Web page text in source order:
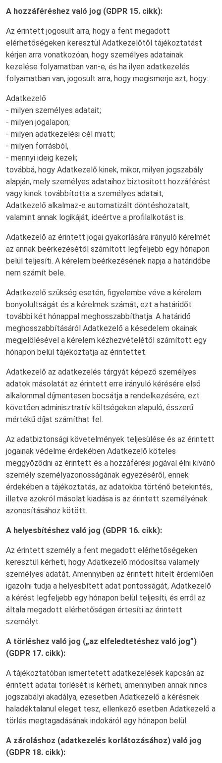
A hozzáféréshez való jog (GDPR 15. cikk):
Az érintett jogosult arra, hogy a fent megadott
elérhetőségeken keresztül Adatkezelőtől tájékoztatást
kérjen arra vonatkozóan, hogy személyes adatainak
kezelése folyamatban van-e, és ha ilyen adatkezelés
folyamatban van, jogosult arra, hogy megismerje azt, hogy:
Adatkezelő
- milyen személyes adatait;
- milyen jogalapon;
- milyen adatkezelési cél miatt;
- milyen forrásból,
- mennyi ideig kezeli;
továbbá, hogy Adatkezelő kinek, mikor, milyen jogszabály
alapján, mely személyes adataihoz biztosított hozzáférést
vagy kinek továbbította a személyes adatait;
Adatkezelő alkalmaz-e automatizált döntéshozatalt,
valamint annak logikáját, ideértve a profilalkotást is.
Adatkezelő az érintett jogai gyakorlására irányuló kérelmét
az annak beérkezésétől számított legfeljebb egy hónapon
belül teljesíti. A kérelem beérkezésének napja a határidőbe
nem számít bele.
Adatkezelő szükség esetén, figyelembe véve a kérelem
bonyolultságát és a kérelmek számát, ezt a határidőt
további két hónappal meghosszabbíthatja. A határidő
meghosszabbításáról Adatkezelő a késedelem okainak
megjelölésével a kérelem kézhezvételétől számított egy
hónapon belül tájékoztatja az érintettet.
Adatkezelő az adatkezelés tárgyát képező személyes
adatok másolatát az érintett erre irányuló kérésére első
alkalommal díjmentesen bocsátja a rendelkezésére, ezt
követően adminisztratív költségeken alapuló, ésszerű
mértékű díjat számíthat fel.
Az adatbiztonsági követelmények teljesülése és az érintett
jogainak védelme érdekében Adatkezelő köteles
meggyőződni az érintett és a hozzáférési jogával élni kívánó
személy személyazonosságának egyezéséről, ennek
érdekében a tájékoztatás, az adatokba történő betekintés,
illetve azokról másolat kiadása is az érintett személyének
azonosításához kötött.
A helyesbítéshez való jog (GDPR 16. cikk):
Az érintett személy a fent megadott elérhetőségeken
keresztül kérheti, hogy Adatkezelő módosítsa valamely
személyes adatát. Amennyiben az érintett hitelt érdemlően
igazolni tudja a helyesbített adat pontosságát, Adatkezelő
a kérést legfeljebb egy hónapon belül teljesíti, és erről az
általa megadott elérhetőségen értesíti az érintett
személyt.
A törléshez való jog („az elfeledtetéshez való jog”)
(GDPR 17. cikk):
A tájékoztatóban ismertetett adatkezelések kapcsán az
érintett adatai törlését is kérheti, amennyiben annak nincs
jogszabályi akadálya, ezesetben Adatkezelő a kérésnek
haladéktalanul eleget tesz, ellenkező esetben Adatkezelő a
törlés megtagadásának indokáról egy hónapon belül.
A zároláshoz (adatkezelés korlátozásához) való jog
(GDPR 18. cikk):